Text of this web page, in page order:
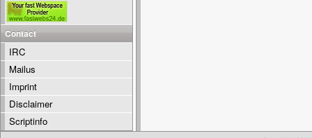
Contact
IRC
Mailus
Imprint
Disclaimer
Scriptinfo